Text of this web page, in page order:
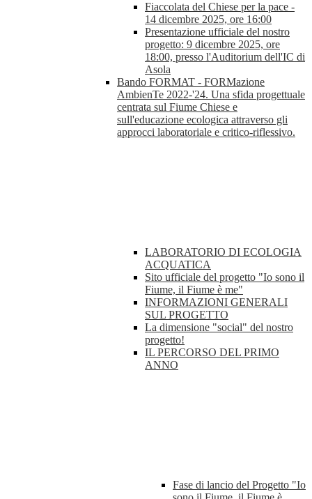
Fiaccolata del Chiese per la pace -
14 dicembre 2025, ore 16:00
Presentazione ufficiale del nostro
progetto: 9 dicembre 2025, ore
18:00, presso l'Auditorium dell'IC di
Asola
Bando FORMAT - FORMazione
AmbienTe 2022-'24. Una sfida progettuale
centrata sul Fiume Chiese e
sull'educazione ecologica attraverso gli
approcci laboratoriale e critico-riflessivo.
LABORATORIO DI ECOLOGIA
ACQUATICA
Sito ufficiale del progetto "Io sono il
Fiume, il Fiume è me"
INFORMAZIONI GENERALI
SUL PROGETTO
La dimensione "social" del nostro
progetto!
IL PERCORSO DEL PRIMO
ANNO
Fase di lancio del Progetto "Io